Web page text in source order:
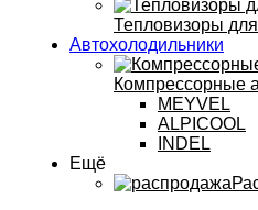
Тепловизоры
Автохолодильники
Компрессорные
MEYVEL
ALPICOOL
INDEL
Ещё